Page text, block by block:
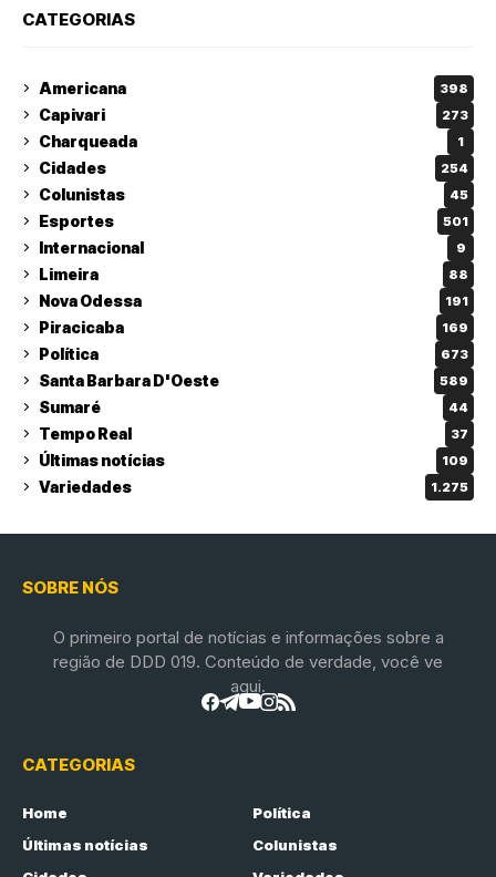
CATEGORIAS
Americana 398
Capivari 273
Charqueada 1
Cidades 254
Colunistas 45
Esportes 501
Internacional 9
Limeira 88
Nova Odessa 191
Piracicaba 169
Política 673
Santa Barbara D'Oeste 589
Sumaré 44
Tempo Real 37
Últimas notícias 109
Variedades 1.275
SOBRE NÓS
O primeiro portal de notícias e informações sobre a
região de DDD 019. Conteúdo de verdade, você ve
aqui.
CATEGORIAS
Home
Política
Últimas notícias
Colunistas